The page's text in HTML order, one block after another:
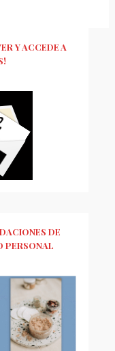
Y ACCEDE A
DE
PERSONAL